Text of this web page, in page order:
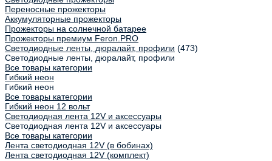
Переносные прожекторы
Аккумуляторные прожекторы
Прожекторы на солнечной батарее
Прожекторы премиум Feron.PRO
Светодиодные ленты, дюралайт, профили (473)
Светодиодные ленты, дюралайт, профили
Все товары категории
Гибкий неон
Гибкий неон
Все товары категории
Гибкий неон 12 вольт
Светодиодная лента 12V и аксессуары
Светодиодная лента 12V и аксессуары
Все товары категории
Лента светодиодная 12V (в бобинах)
Лента светодиодная 12V (комплект)